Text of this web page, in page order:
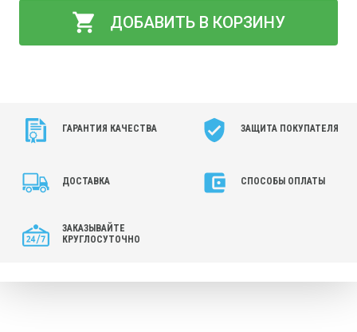
shopping_cart ДОБАВИТЬ В КОРЗИНУ
ГАРАНТИЯ КАЧЕСТВА ЗАЩИТА ПОКУПАТЕЛЯ
ДОСТАВКА СПОСОБЫ ОПЛАТЫ
ЗАКАЗЫВАЙТЕ
КРУГЛОСУТОЧНО